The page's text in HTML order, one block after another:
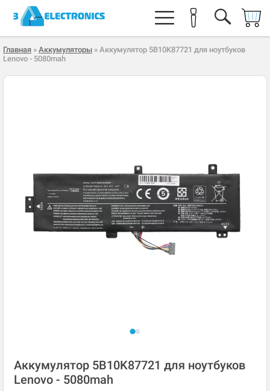
Главная » Аккумуляторы » Аккумулятор 5B10K87721 для ноутбуков
Lenovo - 5080mah
Аккумулятор 5B10K87721 для ноутбуков
Lenovo - 5080mah